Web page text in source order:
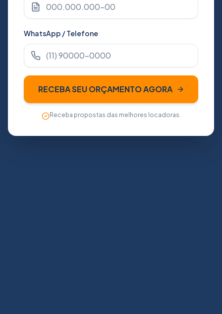
WhatsApp / Telefone
RECEBA SEU ORÇAMENTO AGORA
Receba propostas das melhores locadoras.